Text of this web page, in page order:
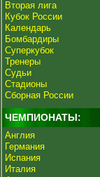
Вторая лига
Кубок России
Календарь
Бомбардиры
Суперкубок
Тренеры
Судьи
Стадионы
Сборная России
ЧЕМПИОНАТЫ:
Англия
Германия
Испания
Италия